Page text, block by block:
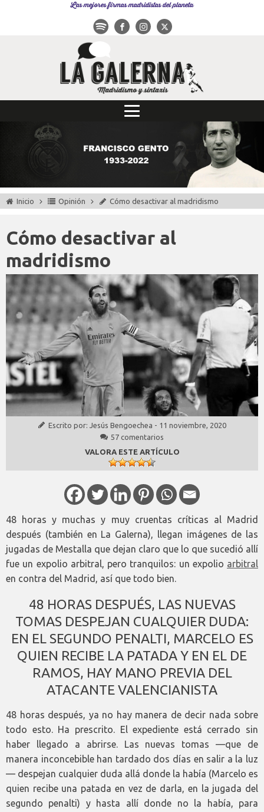
Las mejores firmas madridistas del planeta
Inicio Opinión Cómo desactivar al madridismo
Cómo desactivar al
madridismo
Escrito por: Jesús Bengoechea - 11 noviembre, 2020
57 comentarios
VALORA ESTE ARTÍCULO
48 horas y muchas y muy cruentas críticas al Madrid
después (también en La Galerna), llegan imágenes de las
jugadas de Mestalla que dejan claro que lo que sucedió allí
fue un expolio arbitral, pero tranquilos: un expolio arbitral
en contra del Madrid, así que todo bien.
48 HORAS DESPUÉS, LAS NUEVAS
TOMAS DESPEJAN CUALQUIER DUDA:
EN EL SEGUNDO PENALTI, MARCELO ES
QUIEN RECIBE LA PATADA Y EN EL DE
RAMOS, HAY MANO PREVIA DEL
ATACANTE VALENCIANISTA
48 horas después, ya no hay manera de decir nada sobre
todo esto. Ha prescrito. El expediente está cerrado sin
haber llegado a abrirse. Las nuevas tomas —que de
manera inconcebible han tardado dos días en salir a la luz
— despejan cualquier duda allá donde la había (Marcelo es
quien recibe una patada en vez de darla, en la jugada del
segundo penalti) y hasta allí donde no la había, para